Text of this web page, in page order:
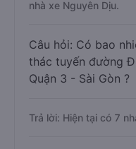
nhà xe Nguyên Dịu.
Câu hỏi: Có bao
thác tuyến đường
Quận 3 - Sài Gòn ?
Trả lời: Hiện tại có 7